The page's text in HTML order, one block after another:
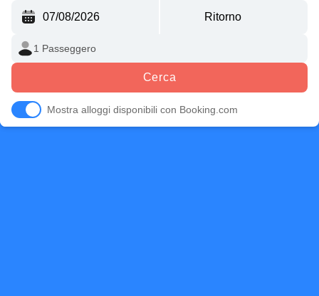
Cerca
Mostra alloggi disponibili con Booking.com